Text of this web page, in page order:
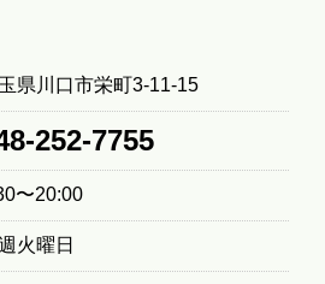
県川口市栄町3-11-15
252-7755
〜20:00
火曜日